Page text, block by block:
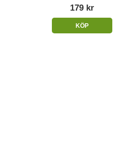
179 kr
KÖP